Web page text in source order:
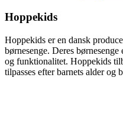
Hoppekids
Hoppekids er en dansk
børnesenge. Deres
og funktionalitet. Hoppekids
tilpasses efter barnets alder og